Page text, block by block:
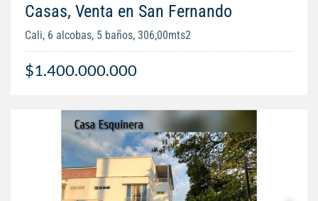
Casas, Venta en San Fernando
Cali, 6 alcobas, 5 baños, 306,00mts2
$1.400.000.000